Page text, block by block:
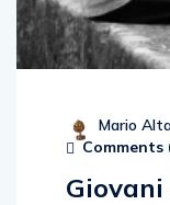
Mario
Comments